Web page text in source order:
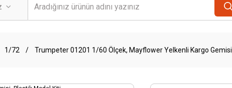
1/72 Trumpeter 01201 1/60 Ölçek, Mayflower Yelkenli Kargo